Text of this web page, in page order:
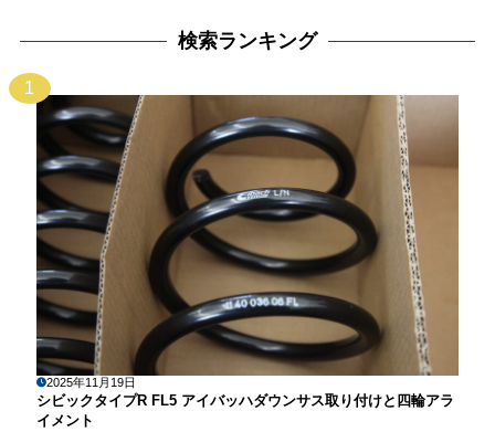
検索ランキング
1
2025年11月19日
シビックタイプR FL5 アイバッハダウンサス取り付けと四輪アラ
イメント